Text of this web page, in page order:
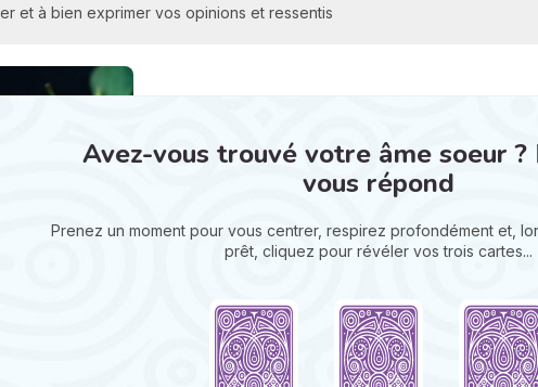
et à bien exprimer vos opinions et ressentis
Avez-vous trouvé votre âme soeur ?
vous répond
Prenez un moment pour vous centrer, respirez profondément et,
prêt, cliquez pour révéler vos trois cartes...